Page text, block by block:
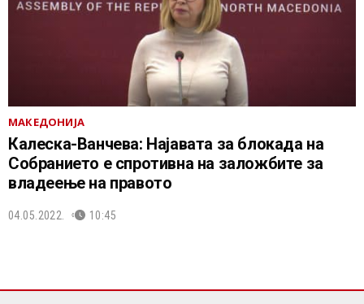
МАКЕДОНИЈА
Калеска-Ванчева: Најавата за блокада на
Собранието е спротивна на заложбите за
владеење на правото
04.05.2022. 10:45